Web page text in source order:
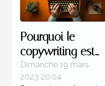
Pourquoi le
copywriting est
votre meilleur
atout commercial
Dimanche 19 mars
2023 20:04